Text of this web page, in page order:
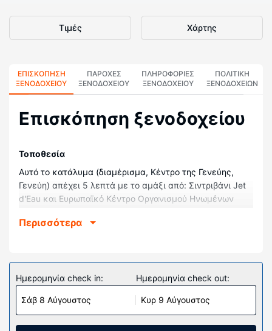
Τιμές Χάρτης
ΕΠΙΣΚΌΠΗΣΗ
ΞΕΝΟΔΟΧΕΊΟΥ
ΠΑΡΟΧΕΣ
ΞΕΝΟΔΟΧΕΙΟΥ
ΠΛΗΡΟΦΟΡΊΕΣ
ΞΕΝΟΔΟΧΕΊΟΥ
ΠΟΛΙΤΙΚΗ
ΞΕΝΟΔΟΧΕΊΩΝ
Επισκόπηση ξενοδοχείου
Τοποθεσία
Αυτό το κατάλυμα (διαμέρισμα, Κέντρο της Γενεύης,
Γενεύη) απέχει 5 λεπτά με το αμάξι από: Σιντριβάνι Jet
d'Eau και Ευρωπαϊκό Κέντρο Οργανισμού Ηνωμένων
Ερευνητκό Κέντρο Φυσικής Σωματιδίων CERN και 0,4
Το διαμέρισμα θα σας κάνει σίγουρα να νιώσετε σαν στο
σπίτι σας.
Άλλες παροχές
Στους χώρους μας θα βρείτε δωρεάν στάθμευση χωρίς
Περισσότερα
Ημερομηνία check in:
Σάβ 8 Αύγουστος
Ημερομηνία check out:
Κυρ 9 Αύγουστος